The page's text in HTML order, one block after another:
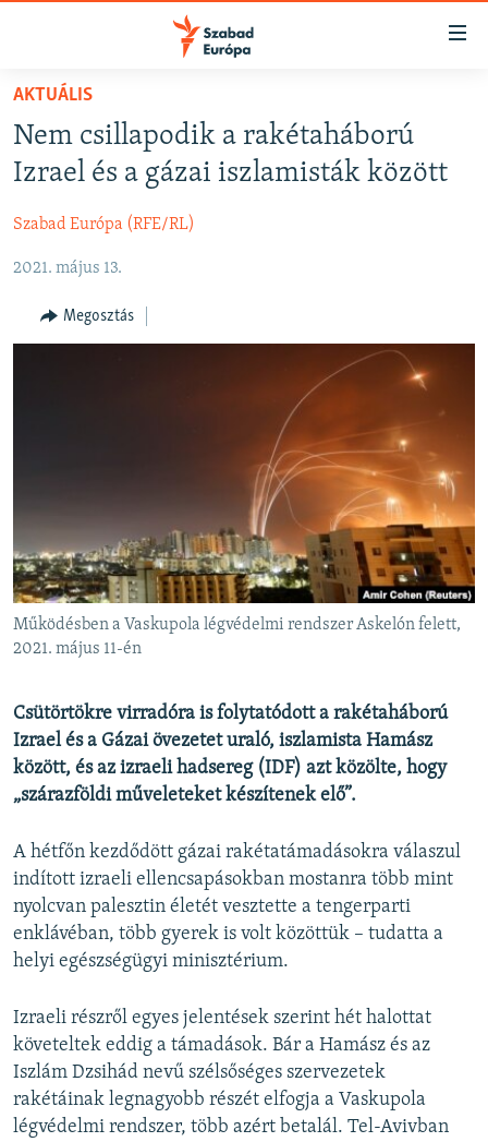
Akadálymentes
Ugrás
fő
oldalra
Ugrás
NAPIRENDEN
AKTUÁLIS
VIDEÓK
ELEMZŐ
NER15
VILÁG
KLÍMAVÁLTOZÁS
A MÚLT TANULSÁGAI
Valamennyi RFE/RL weboldal
AKTUÁLIS
Nem csillapodik a rakétaháború
Izrael és a gázai iszlamisták között
Szabad Európa (RFE/RL)
2021. május 13.
Megosztás
Működésben a Vaskupola légvédelmi rendszer Askelón felett,
2021. május 11-én
Csütörtökre virradóra is folytatódott a rakétaháború
Izrael és a Gázai övezetet uraló, iszlamista Hamász
között, és az izraeli hadsereg (IDF) azt közölte, hogy
„szárazföldi műveleteket készítenek elő”.
A hétfőn kezdődött gázai rakétatámadásokra válaszul
indított izraeli ellencsapásokban mostanra több mint
nyolcvan palesztin életét vesztette a tengerparti
enklávéban, több gyerek is volt közöttük – tudatta a
helyi egészségügyi minisztérium.
Izraeli részről egyes jelentések szerint hét halottat
követeltek eddig a támadások. Bár a Hamász és az
Iszlám Dzsihád nevű szélsőséges szervezetek
rakétáinak legnagyobb részét elfogja a Vaskupola
légvédelmi rendszer, több azért betalál. Tel-Avivban
FELIRATKOZÁS